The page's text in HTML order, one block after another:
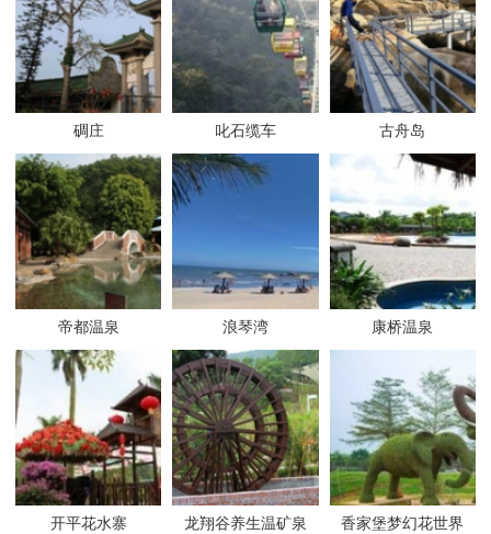
碉庄 叱石缆车 古舟岛
帝都温泉 浪琴湾 康桥温泉
开平花水寨 龙翔谷养生温矿泉 香家堡梦幻花世界